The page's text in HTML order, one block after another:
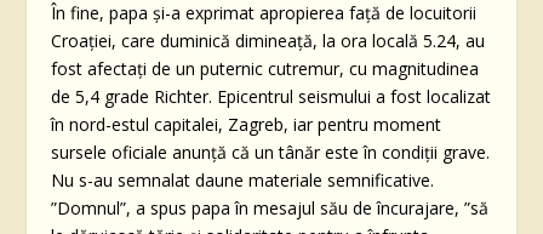
În fine, papa și-a exprimat apropierea față de locuitorii
Croației, care duminică dimineață, la ora locală 5.24, au
fost afectați de un puternic cutremur, cu magnitudinea
de 5,4 grade Richter. Epicentrul seismului a fost localizat
în nord-estul capitalei, Zagreb, iar pentru moment
sursele oficiale anunță că un tânăr este în condiții grave.
Nu s-au semnalat daune materiale semnificative.
”Domnul”, a spus papa în mesajul său de încurajare, ”să